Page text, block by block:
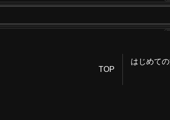
TOP
はじめて